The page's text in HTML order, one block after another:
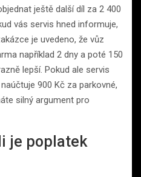
ještě další díl za 2 400
vás servis hned informuje,
je uvedeno, že vůz
například 2 dny a poté 150
lepší. Pokud ale servis
900 Kč za parkovné,
silný argument pro
je poplatek